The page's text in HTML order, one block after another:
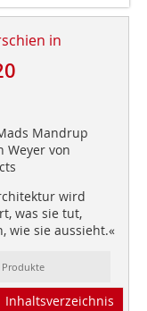
in
Mandrup
Weyer von
wird
was sie tut,
wie sie aussieht.«
Inhaltsverzeichnis